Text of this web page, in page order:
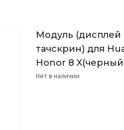
Модуль (дисплей
тачскрин) для
Honor 8
Нет в наличии